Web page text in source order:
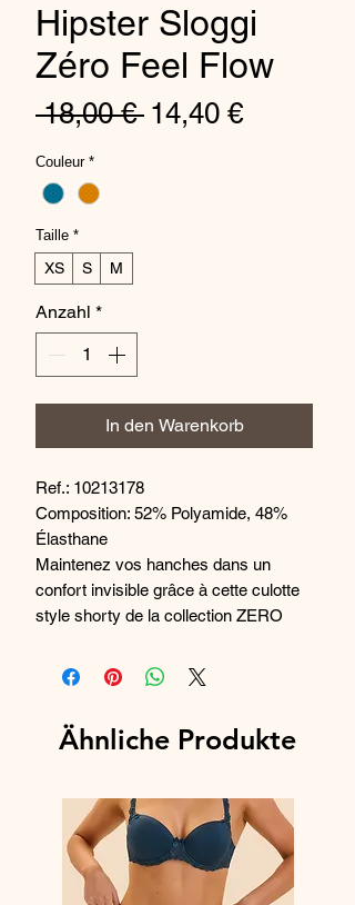
Hipster Sloggi
Zéro Feel Flow
18,00 € Standardpreis
14,40 €Sale-
Couleur *
Taille *
XS S M
Anzahl *
In den Warenkorb
Ref.: 10213178
Composition: 52% Polyamide, 48%
Élasthane
Maintenez vos hanches dans un
confort invisible grâce à cette culotte
style shorty de la collection ZERO
douce et extensible, sans coutures ni
étiquettes, pour une sensation de
Coupe shorty avec côtés profonds et
Plat et sans coutures grâce à la
technologie innovante de collage par
points
Ne laisse aucune marque ni de
rougeur sur la peau.
Ähnliche Produkte